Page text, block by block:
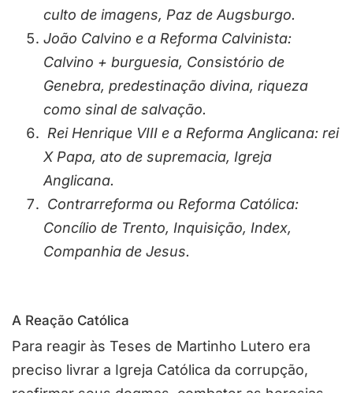
culto de imagens, Paz de Augsburgo.
João Calvino e a Reforma Calvinista:
Calvino + burguesia, Consistório de
Genebra, predestinação divina, riqueza
como sinal de salvação.
Rei Henrique VIII e a Reforma Anglicana: rei
X Papa, ato de supremacia, Igreja
Anglicana.
Contrarreforma ou Reforma Católica:
Concílio de Trento, Inquisição, Index,
Companhia de Jesus.
A Reação Católica
Para reagir às Teses de Martinho Lutero era
preciso livrar a Igreja Católica da corrupção,